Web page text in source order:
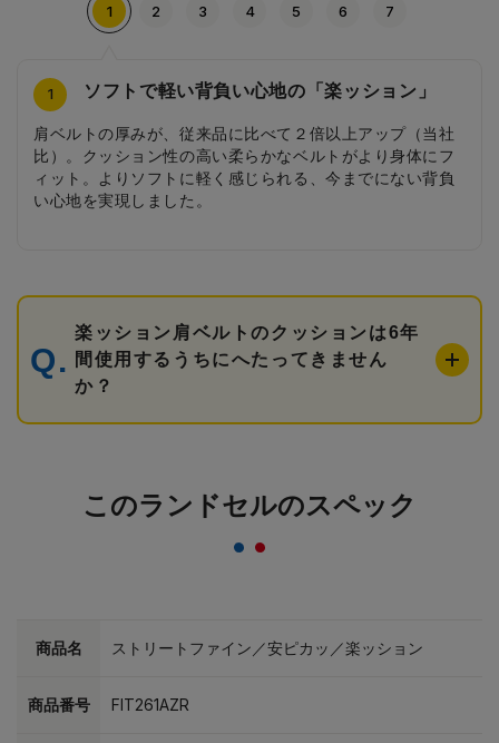
1 ソフトで軽い背負い心地の「楽ッション」
肩ベルトの厚みが、従来品に比べて２倍以上アップ（当社
比）。クッション性の高い柔らかなベルトがより身体にフ
ィット。よりソフトに軽く感じられる、今までにない背負
い心地を実現しました。
2 サイドのステッチ
シンプルになりすぎないようにサイドにはアクセントカラ
ーと同色のステッチをデザインしました。
3 安ピカッ
日中はデザインとして溶け込み、雨の日や薄暗い夕方は車
のライトに反射してピカッと光る安ピカッを搭載。
4 アクセントとなるバイカラー
男の子に人気の定番カラーのクロにアクセントとなるカラ
ーをあしらい、大好きなカラーをポイントで取り入れたい
というお子さまのニーズにこたえました。
5 かっこいいブラックの背当て
かっこいいブラックの背当ては、デザインだけではなく通
気性も抜群。お子さまの背中をいつも清潔に保てます。
6 シンプルで丈夫な内装
シンプルで丈夫なカブセ裏と内張りは、お手入れしやす
く、長期間大切な教科書や文房具を守ります。
7 アクセントカラーの前ポケット
使いやすい前ポケットはアクセントカラーに。お名前カー
ドも大きく、見やすいつくりになっています。
1 2 3 4 5 6 7
楽ッション肩ベルトのクッションは6年
間使用するうちにへたってきません
か？
このランドセルのスペック
商品名 ストリートファイン／安ピカッ／楽ッション
商品番号 FIT261AZR